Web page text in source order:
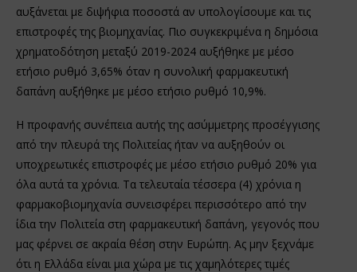
αυξάνεται με διψήφια ποσοστά αν υπολογίσουμε και τις
επιστροφές της βιομηχανίας. Πιο συγκεκριμένα η δημόσια
χρηματοδότηση μεταξύ 2019-2024 αυξήθηκε με μέσο
ετήσιο ρυθμό 3,65% όταν η συνολική φαρμακευτική
δαπάνη αυξήθηκε με μέσο ετήσιο ρυθμό 10,9%.
Η προφανής συνέπεια αυτής της ασύμμετρης προσέγγισης
από την πλευρά της Πολιτείας ήταν να αυξηθούν οι
υποχρεωτικές επιστροφές με μέσο ετήσιο ρυθμό 20% για
όλα αυτά τα χρόνια. Τα τελευταία τέσσερα (4) χρόνια η
φαρμακοβιομηχανία συνεισφέρει περισσότερο από την
ίδια την Πολιτεία στη φαρμακευτική δαπάνη, γεγονός που
μας φέρνει σε ακραία θέση στην Ευρώπη. Ας μην ξεχνάμε
ότι η Ελλάδα είναι μια χώρα με τις χαμηλότερες τιμές